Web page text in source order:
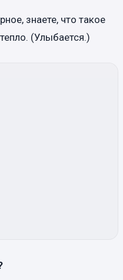
знаете, что такое
(Улыбается.)